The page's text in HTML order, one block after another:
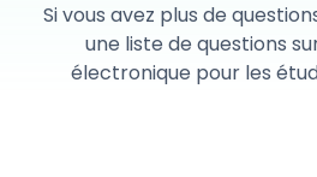
Si vous avez plus de
une liste de questions
électronique pour les